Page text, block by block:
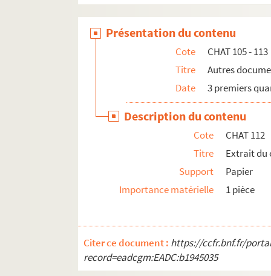
Présentation du contenu
Cote
CHAT 105 - 113
Titre
Autres
Date
3 premiers
Description du contenu
Cote
CHAT 112
Titre
Extrait du
Support
Papier
Importance matérielle
1 pièce
Citer ce document : https://ccfr.bnf.fr/
record=eadcgm:EADC:b1945035